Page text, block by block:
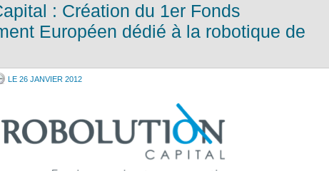
: Création du 1er Fonds
Européen dédié à la robotique de
LE 26 JANVIER 2012